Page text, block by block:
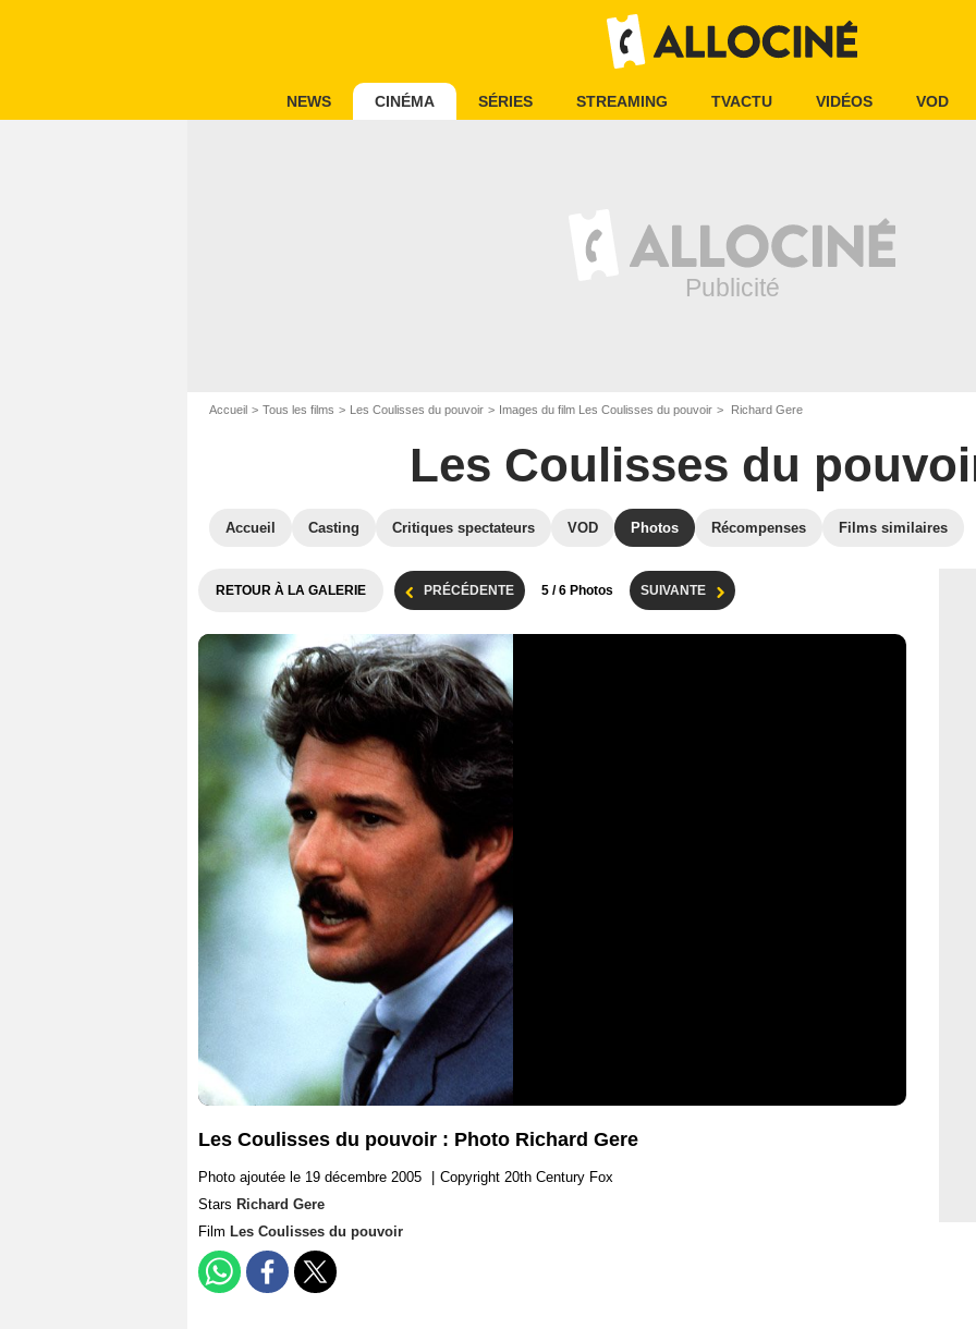
NEWS CINÉMA SÉRIES STREAMING TVACTU VIDÉOS VOD
Accueil Tous les films Les Coulisses du pouvoir Images du film Les Coulisses du pouvoir Richard Gere
Les Coulisses du
Accueil Casting Critiques spectateurs VOD Photos Récompenses Films similaires
RETOUR À LA GALERIE PRÉCÉDENTE 5 / 6 Photos SUIVANTE
Les Coulisses du pouvoir : Photo Richard Gere
Photo ajoutée le 19 décembre 2005
Copyright 20th Century Fox
Stars Richard Gere
Film Les Coulisses du pouvoir